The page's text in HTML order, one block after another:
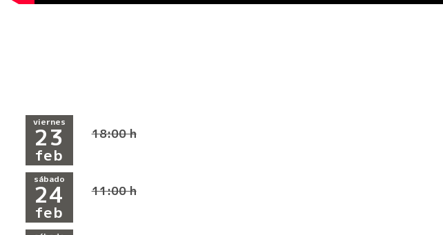
viernes
23
feb
18:00 h
sábado
24
feb
11:00 h